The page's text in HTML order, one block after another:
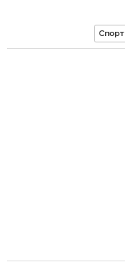
Спорт